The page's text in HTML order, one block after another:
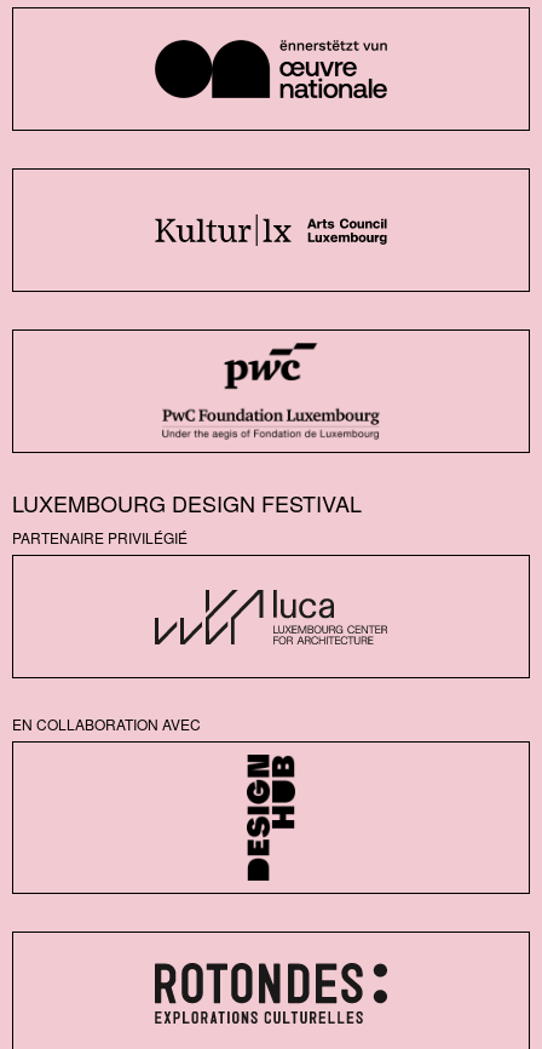
LUXEMBOURG DESIGN FESTIVAL
PARTENAIRE PRIVILÉGIÉ
EN COLLABORATION AVEC